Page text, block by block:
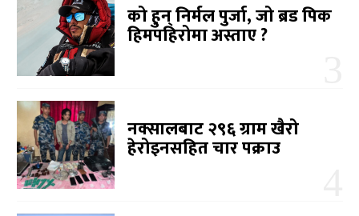
को हुन् निर्मल पुर्जा, जो ब्रड पिक
हिमपहिरोमा अस्ताए ?
नक्सालबाट २९६ ग्राम खैरो
हेरोइनसहित चार पक्राउ